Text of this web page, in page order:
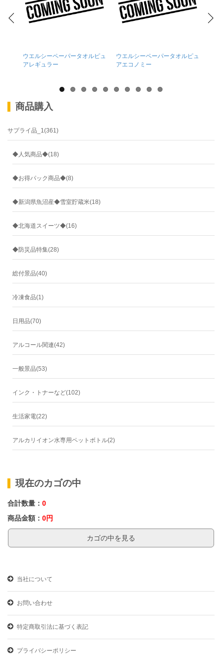
ウエルシーペーパータオルピュ
アレギュラー
ウエルシーペーパータオルピュ
アエコノミー
商品購入
サプライ品_1(361)
◆人気商品◆(18)
◆お得パック商品◆(8)
◆新潟県魚沼産◆雪室貯蔵米(18)
◆北海道スイーツ◆(16)
◆防災品特集(28)
総付景品(40)
冷凍食品(1)
日用品(70)
アルコール関連(42)
一般景品(53)
インク・トナーなど(102)
生活家電(22)
アルカリイオン水専用ペットボトル(2)
現在のカゴの中
合計数量： 0
商品金額： 0円
カゴの中を見る
当社について
お問い合わせ
特定商取引法に基づく表記
プライバシーポリシー